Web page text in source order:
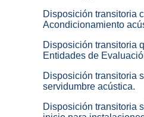
Disposición transitoria
Acondicionamiento
Disposición transitoria
Entidades de
Disposición transitoria
servidumbre acústica.
Disposición transitoria